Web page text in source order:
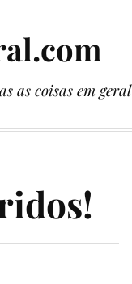
as coisas em geral